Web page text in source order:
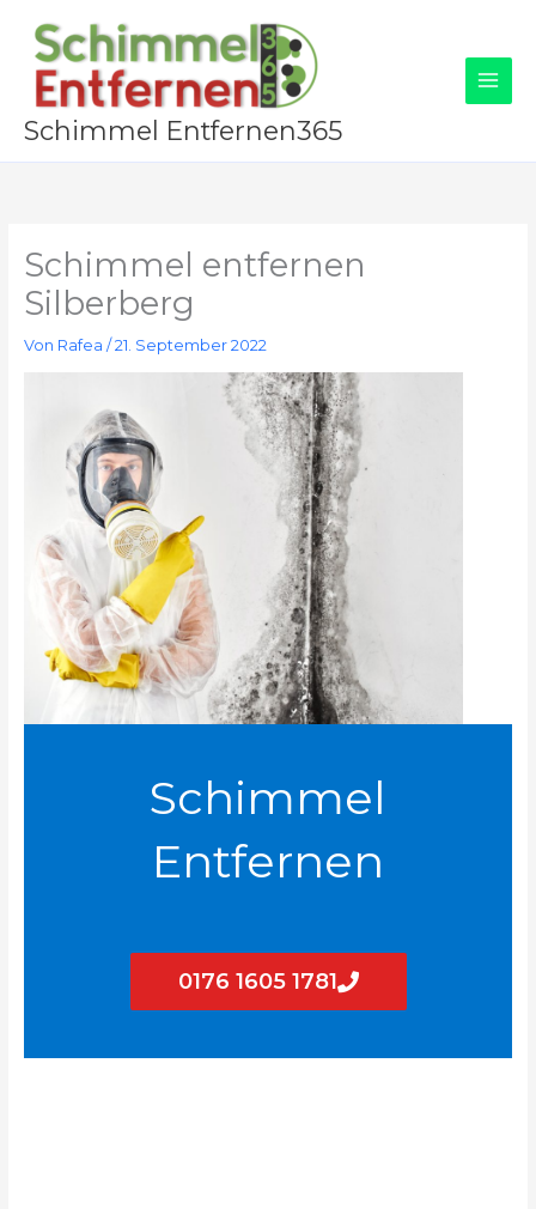
Inhalt
springen
Schimmel Entfernen365
Schimmel entfernen
Silberberg
Von Rafea /21. September 2022
Schimmel
Entfernen
0176 1605 1781